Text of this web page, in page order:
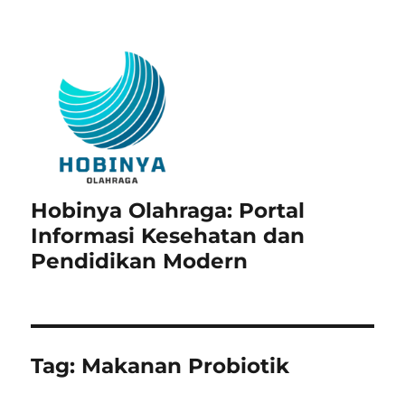
Hobinya Olahraga: Portal
Informasi Kesehatan dan
Pendidikan Modern
Tag: Makanan Probiotik